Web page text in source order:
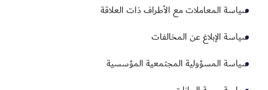
سياسة المعاملات مع الأطراف ذات العلاقة
سياسة الإبلاغ عن المخالفات
سياسة المسؤولية المجتمعية المؤسسية